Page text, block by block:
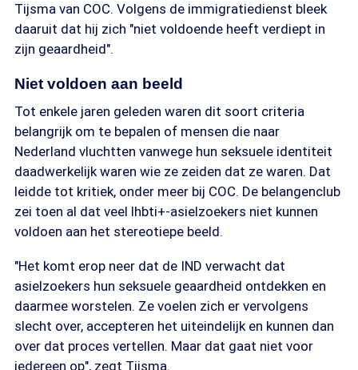
Tijsma van COC. Volgens de immigratiedienst bleek
daaruit dat hij zich "niet voldoende heeft verdiept in
zijn geaardheid".
Niet voldoen aan beeld
Tot enkele jaren geleden waren dit soort criteria
belangrijk om te bepalen of mensen die naar
Nederland vluchtten vanwege hun seksuele identiteit
daadwerkelijk waren wie ze zeiden dat ze waren. Dat
leidde tot kritiek, onder meer bij COC. De belangenclub
zei toen al dat veel lhbti+-asielzoekers niet kunnen
voldoen aan het stereotiepe beeld.
"Het komt erop neer dat de IND verwacht dat
asielzoekers hun seksuele geaardheid ontdekken en
daarmee worstelen. Ze voelen zich er vervolgens
slecht over, accepteren het uiteindelijk en kunnen dan
over dat proces vertellen. Maar dat gaat niet voor
iedereen op", zegt Tijsma.